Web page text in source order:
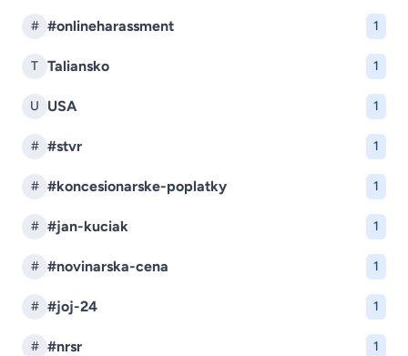
# #onlineharassment 1
T Taliansko 1
U USA 1
# #stvr 1
# #koncesionarske-poplatky 1
# #jan-kuciak 1
# #novinarska-cena 1
# #joj-24 1
# #nrsr 1